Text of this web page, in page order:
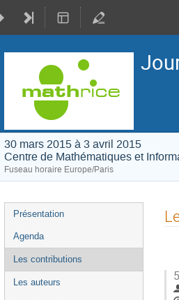
30 mars 2015 à 3 avril 2015
Centre de Mathématiques et
Fuseau horaire Europe/Paris
Menu
de
l'événement
Présentation
Agenda
Les contributions
Les auteurs